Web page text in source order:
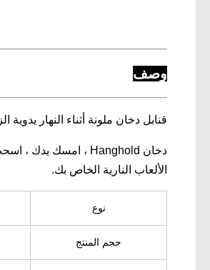
وصف
قنابل دخان ملونة أثناء النهار
دخان Hanghold ، امسك يدك ، اسحب الدانتيل.
الألعاب النارية الخاص بك.
نوع
حجم المنتج